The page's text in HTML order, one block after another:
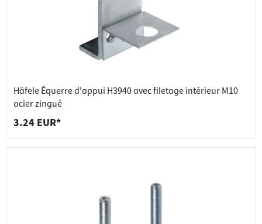
Häfele Équerre d'appui H3940 avec filetage intérieur M10
acier zingué
3.24 EUR*